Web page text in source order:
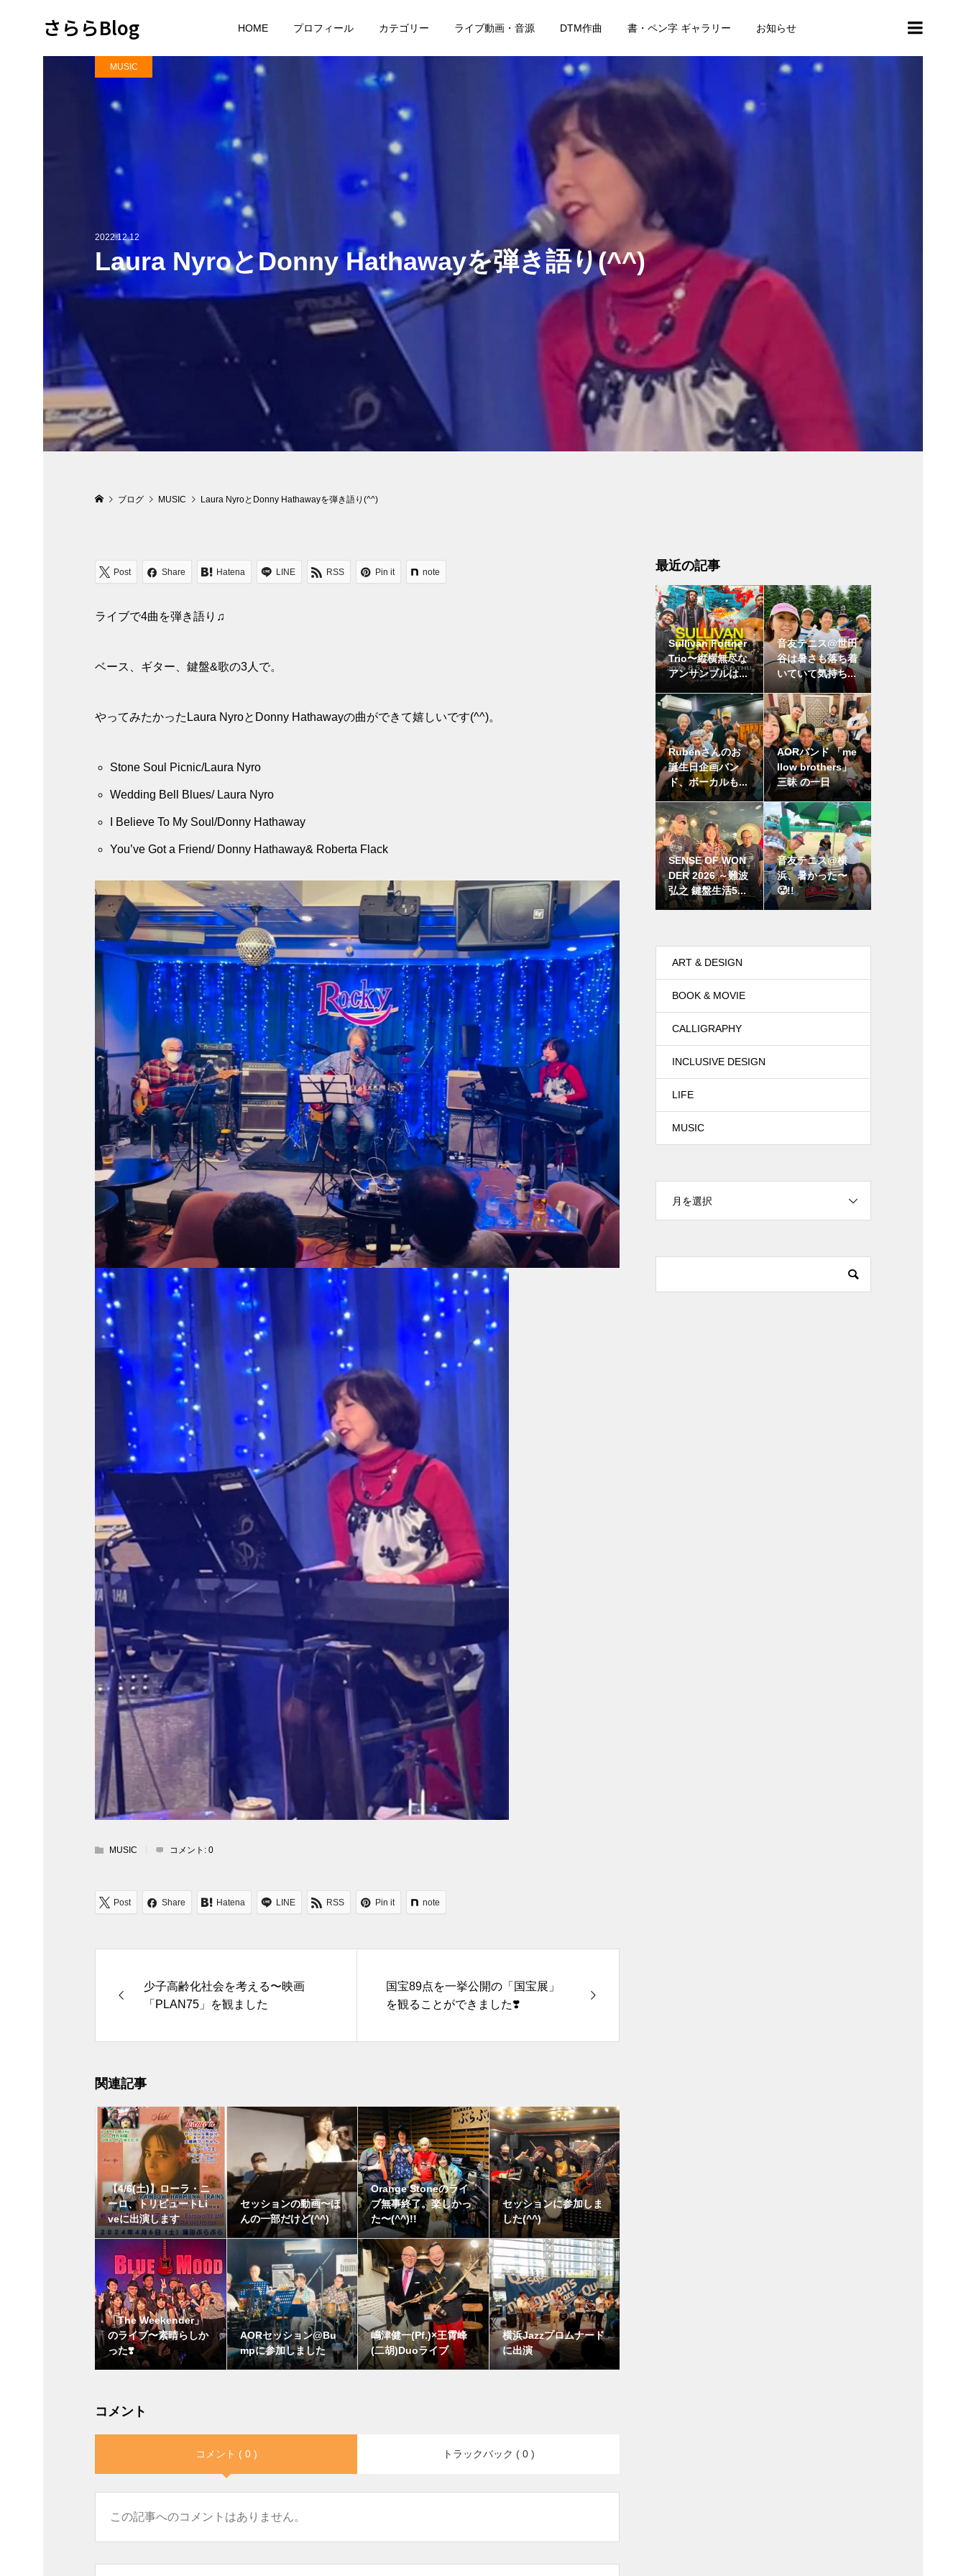
さららBlog HOME プロフィール カテゴリー ライブ動画・音源 DTM作曲 書・ペン字 ギャラリー お知らせ
2022.12.12
Laura NyroとDonny Hathawayを弾き語り(^^)
MUSIC
ブログ MUSIC Laura NyroとDonny Hathawayを弾き語り(^^)
Post Share Hatena LINE RSS Pin it note
ライブで4曲を弾き語り♫
ベース、ギター、鍵盤&歌の3人で。
やってみたかったLaura NyroとDonny Hathawayの曲ができて嬉しいです(^^)。
Stone Soul Picnic/Laura Nyro
Wedding Bell Blues/ Laura Nyro
I Believe To My Soul/Donny Hathaway
You’ve Got a Friend/ Donny Hathaway& Roberta Flack
MUSIC コメント: 0
Post Share Hatena LINE RSS Pin it note
少子高齢化社会を考える〜映画
「PLAN75」を観ました
国宝89点を一挙公開の「国宝展」
を観ることができました❣️
関連記事
【4/6(土)】ローラ・ニ
ーロ、トリビュートLi
veに出演します
セッションの動画〜ほ
んの一部だけど(^^)
Orange Stoneのライ
ブ無事終了。楽しかっ
た〜(^^)!!
セッションに参加しま
した(^^)
「The Weekender」
のライブ〜素晴らしか
った❣️
AORセッション@Bu
mpに参加しました
嶋津健一(Pf.)×王霄峰
(二胡)Duoライブ
横浜Jazzプロムナード
に出演
コメント
コメント ( 0 ) トラックバック ( 0 )
この記事へのコメントはありません。
最近の記事
Sullivan Fortner
Trio〜縦横無尽な
アンサンブルは...
音友テニス@世田
谷は暑さも落ち着
いていて気持ち...
Rubenさんのお
誕生日企画バン
ド、ボーカルも...
AORバンド 「me
llow brothers」
三昧 の一日
SENSE OF WON
DER 2026 ～難波
弘之 鍵盤生活5...
音友テニス@横
浜、暑かった〜
🥵!!
ART & DESIGN
BOOK & MOVIE
CALLIGRAPHY
INCLUSIVE DESIGN
LIFE
MUSIC
月を選択